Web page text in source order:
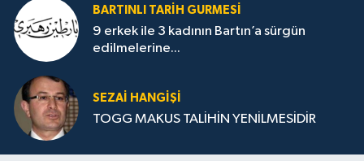
BARTINLI TARIH GURMESI
9 erkek ile 3 kadının Bartın’a sürgün
edilmelerine...
SEZAI HANGİŞİ
TOGG MAKUS TALİHİN YENİLMESİDİR